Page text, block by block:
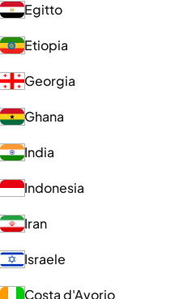
Egitto
Etiopia
Georgia
Ghana
India
Indonesia
Iran
Israele
Costa d'Avorio